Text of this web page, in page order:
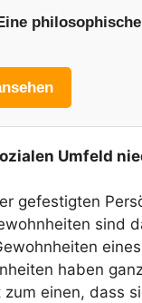
Umfeld
gefestigten
sind
haben
einen, dass